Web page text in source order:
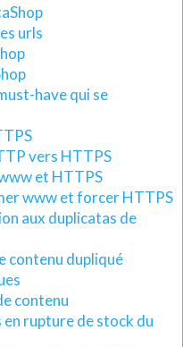
urls
have qui se
vers HTTPS
et HTTPS
www et forcer HTTPS
aux duplicatas de
contenu dupliqué
contenu
rupture de stock du